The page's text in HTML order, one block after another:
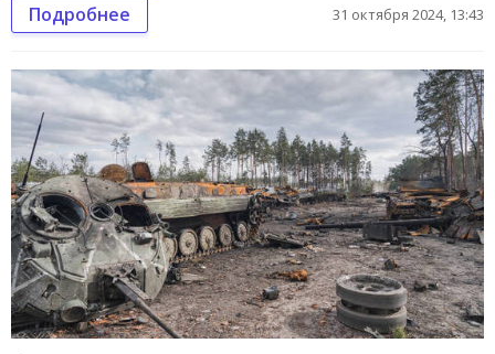
Подробнее 31 октября 2024, 13:43